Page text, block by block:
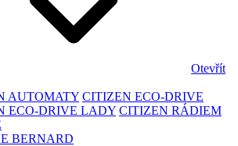
Otevřít
AUTOMATY CITIZEN ECO-DRIVE
ECO-DRIVE LADY CITIZEN RÁDIEM
BERNARD